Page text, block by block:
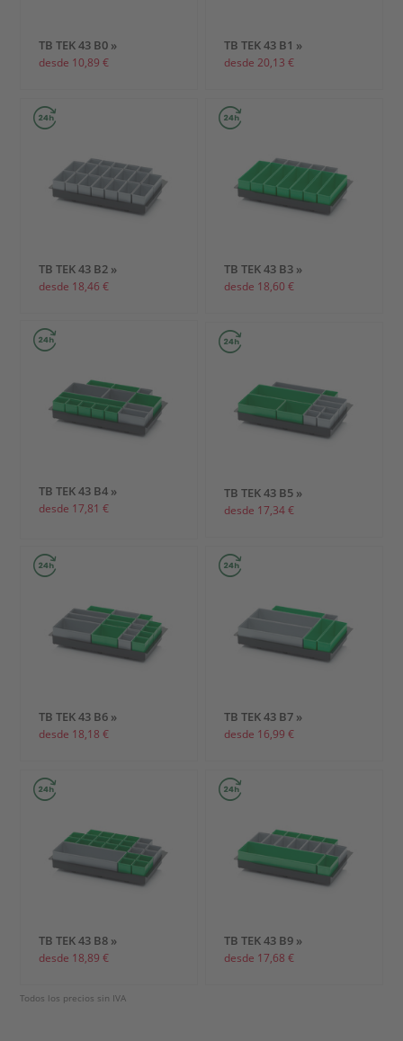
TB TEK 43 B0 »
desde 10,89 €
TB TEK 43 B1 »
desde 20,13 €
TB TEK 43 B2 »
desde 18,46 €
TB TEK 43 B3 »
desde 18,60 €
TB TEK 43 B4 »
desde 17,81 €
TB TEK 43 B5 »
desde 17,34 €
TB TEK 43 B6 »
desde 18,18 €
TB TEK 43 B7 »
desde 16,99 €
TB TEK 43 B8 »
desde 18,89 €
TB TEK 43 B9 »
desde 17,68 €
Todos los precios sin IVA